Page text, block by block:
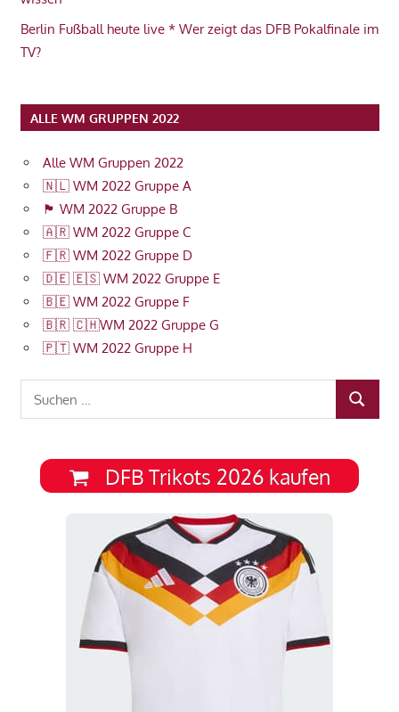
Berlin Fußball heute live * Wer zeigt das DFB Pokalfinale im
TV?
ALLE WM GRUPPEN 2022
Alle WM Gruppen 2022
🇳🇱 WM 2022 Gruppe A
🏴󠁧󠁢󠁥󠁮󠁧󠁿 WM 2022 Gruppe B
🇦🇷 WM 2022 Gruppe C
🇫🇷 WM 2022 Gruppe D
🇩🇪 🇪🇸 WM 2022 Gruppe E
🇧🇪 WM 2022 Gruppe F
🇧🇷 🇨🇭WM 2022 Gruppe G
🇵🇹 WM 2022 Gruppe H
SUCHEN
DFB Trikots 2026 kaufen